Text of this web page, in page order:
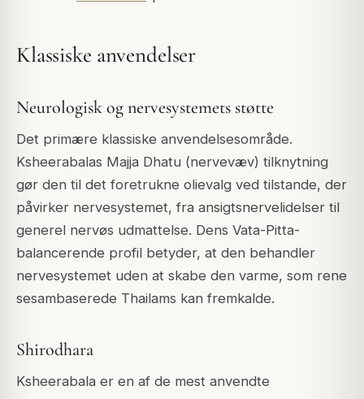
Klassiske anvendelser
Neurologisk og nervesystemets støtte
Det primære klassiske anvendelsesområde.
Ksheerabalas Majja Dhatu (nervevæv) tilknytning
gør den til det foretrukne olievalg ved tilstande, der
påvirker nervesystemet, fra ansigtsnervelidelser til
generel nervøs udmattelse. Dens Vata-Pitta-
balancerende profil betyder, at den behandler
nervesystemet uden at skabe den varme, som rene
sesambaserede Thailams kan fremkalde.
Shirodhara
Ksheerabala er en af de mest anvendte